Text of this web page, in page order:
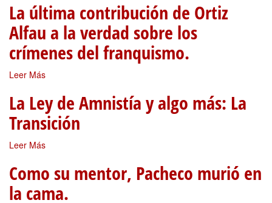
La última contribución de Ortiz
Alfau a la verdad sobre los
crímenes del franquismo.
Leer Más
La Ley de Amnistía y algo más: La
Transición
Leer Más
Como su mentor, Pacheco murió en
la cama.